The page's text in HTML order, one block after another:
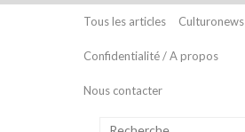
Tous les articles Culturonews
Confidentialité / A propos
Nous contacter